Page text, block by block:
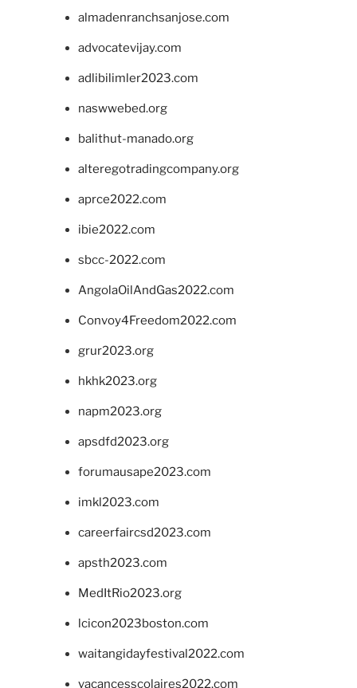
almadenranchsanjose.com
advocatevijay.com
adlibilimler2023.com
naswwebed.org
balithut-manado.org
alteregotradingcompany.org
aprce2022.com
ibie2022.com
sbcc-2022.com
AngolaOilAndGas2022.com
Convoy4Freedom2022.com
grur2023.org
hkhk2023.org
napm2023.org
apsdfd2023.org
forumausape2023.com
imkl2023.com
careerfaircsd2023.com
apsth2023.com
MedItRio2023.org
lcicon2023boston.com
waitangidayfestival2022.com
vacancesscolaires2022.com